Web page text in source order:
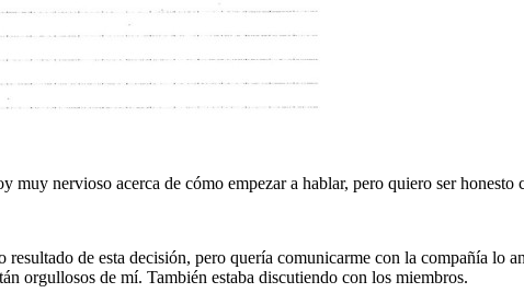
muy nervioso acerca de cómo empezar a hablar, pero quiero ser honesto
de esta decisión, pero quería comunicarme con la compañía lo
orgullosos de mí. También estaba discutiendo con los miembros.